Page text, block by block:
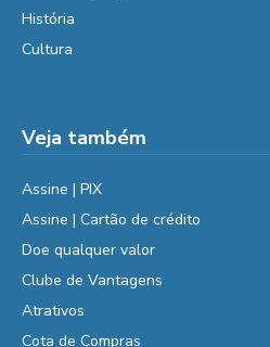
História
Cultura
Veja também
Assine | PIX
Assine | Cartão de crédito
Doe qualquer valor
Clube de Vantagens
Atrativos
Cota de Compras